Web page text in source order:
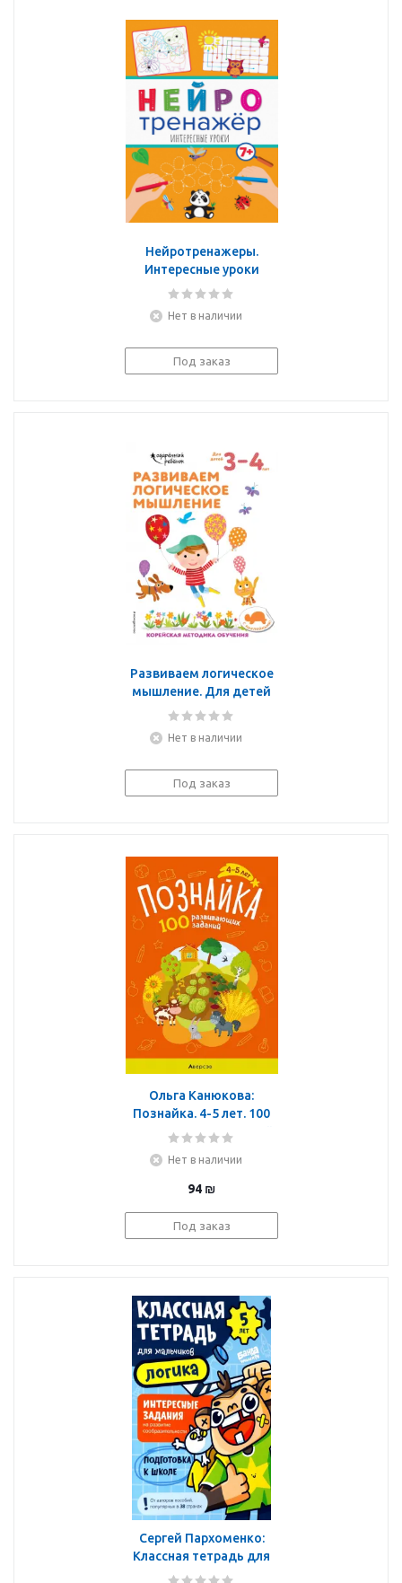
Нейротренажеры.
Интересные уроки
Нет в наличии
Под заказ
Развиваем логическое
мышление. Для детей
3-4 лет
Нет в наличии
Под заказ
Ольга Канюкова:
Познайка. 4-5 лет. 100
развивающих заданий
Нет в наличии
94 ₪
Под заказ
Сергей Пархоменко:
Классная тетрадь для
мальчиков. 5 лет.